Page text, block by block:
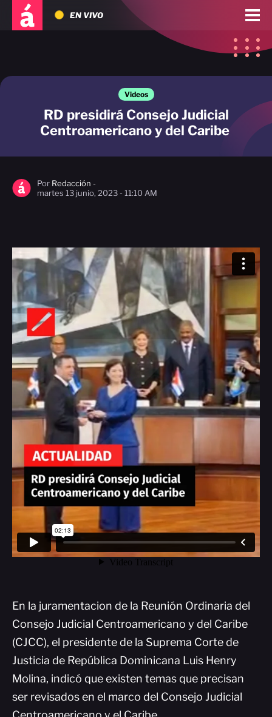
EN VIVO
Videos
RD presidirá Consejo Judicial
Centroamericano y del Caribe
Por Redacción -
martes 13 junio, 2023 - 11:10 AM
En la juramentacion de la Reunión Ordinaria del
Consejo Judicial Centroamericano y del Caribe
(CJCC), el presidente de la Suprema Corte de
Justicia de República Dominicana Luis Henry
Molina, indicó que existen temas que precisan
ser revisados en el marco del Consejo Judicial